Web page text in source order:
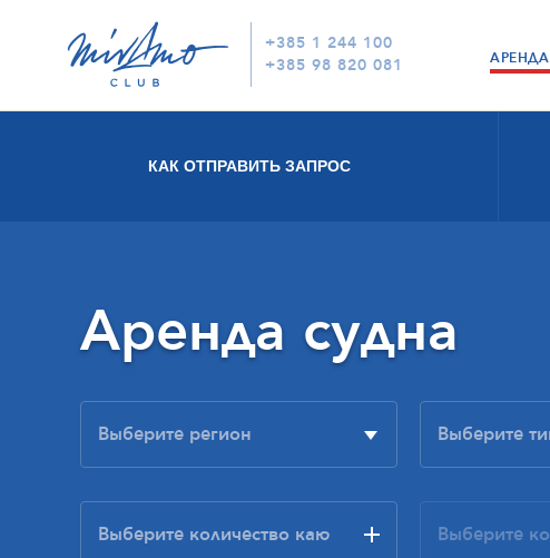
+385 1 244 100
+385 98 820 081
КАК ОТПРАВИТЬ ЗАПРОС
Аренда судна